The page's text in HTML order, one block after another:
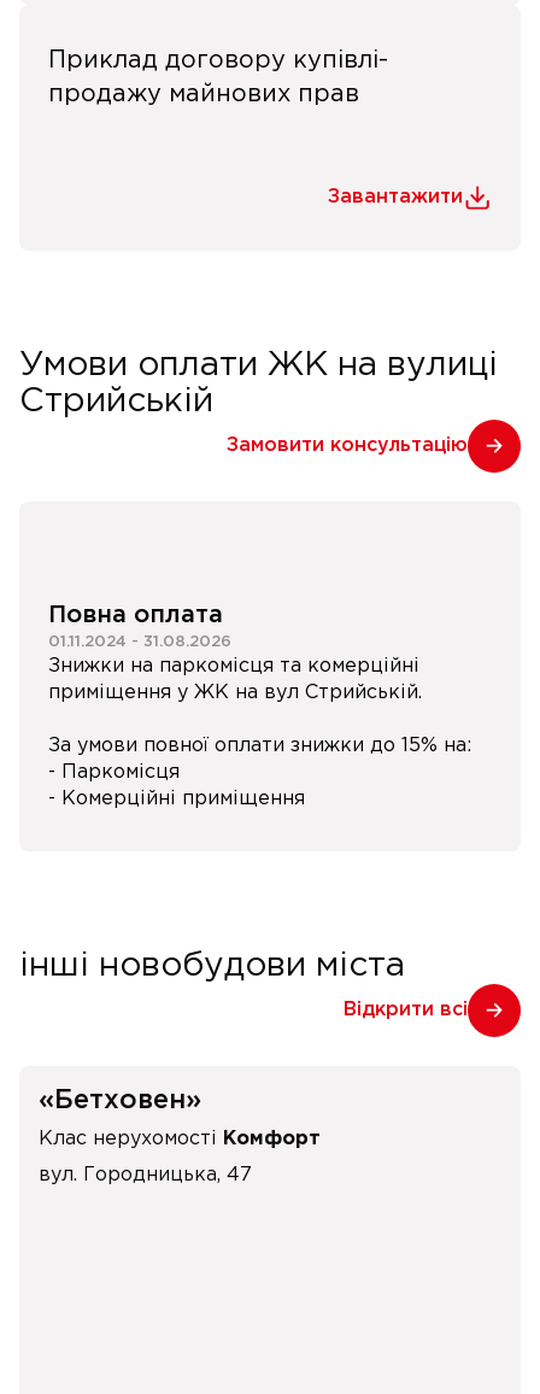
Приклад договору купівлі-
продажу майнових прав
Завантажити
Умови оплати ЖК на вулиці
Стрийській
Замовити консультацію
Повна оплата
01.11.2024 - 31.08.2026
Знижки на паркомісця та комерційні
приміщення у ЖК на вул Стрийській.
За умови повної оплати знижки до 15% на:
- Паркомісця
- Комерційні приміщення
інші новобудови міста
Відкрити всі
«Бетховен»
Клас нерухомості
Комфорт
вул. Городницька, 47